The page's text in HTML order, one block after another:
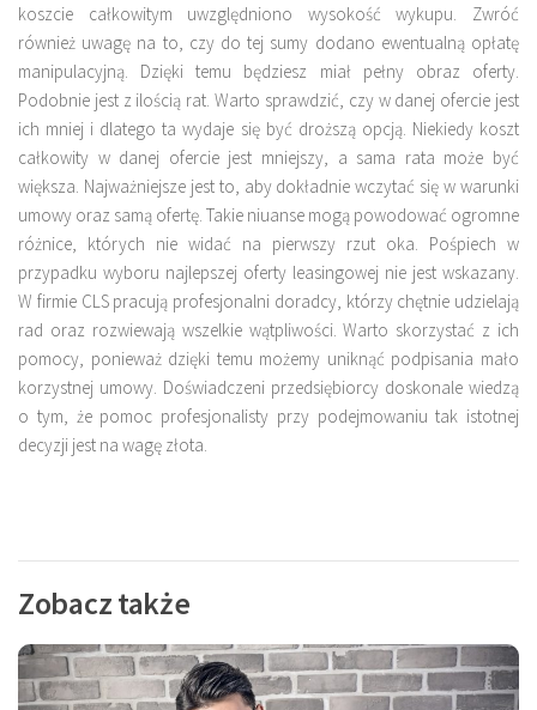
koszcie całkowitym uwzględniono wysokość wykupu. Zwróć
również uwagę na to, czy do tej sumy dodano ewentualną opłatę
manipulacyjną. Dzięki temu będziesz miał pełny obraz oferty.
Podobnie jest z ilością rat. Warto sprawdzić, czy w danej ofercie jest
ich mniej i dlatego ta wydaje się być droższą opcją. Niekiedy koszt
całkowity w danej ofercie jest mniejszy, a sama rata może być
większa. Najważniejsze jest to, aby dokładnie wczytać się w warunki
umowy oraz samą ofertę. Takie niuanse mogą powodować ogromne
różnice, których nie widać na pierwszy rzut oka. Pośpiech w
przypadku wyboru najlepszej oferty leasingowej nie jest wskazany.
W firmie CLS pracują profesjonalni doradcy, którzy chętnie udzielają
rad oraz rozwiewają wszelkie wątpliwości. Warto skorzystać z ich
pomocy, ponieważ dzięki temu możemy uniknąć podpisania mało
korzystnej umowy. Doświadczeni przedsiębiorcy doskonale wiedzą
o tym, że pomoc profesjonalisty przy podejmowaniu tak istotnej
decyzji jest na wagę złota.
Zobacz także